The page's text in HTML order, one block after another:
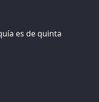
es de quinta